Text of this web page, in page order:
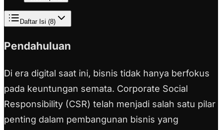
Daftar Isi (8)
Pendahuluan
Di era digital saat ini, bisnis tidak hanya berfokus
pada keuntungan semata. Corporate Social
Responsibility (CSR) telah menjadi salah satu pilar
penting dalam pembangunan bisnis yang